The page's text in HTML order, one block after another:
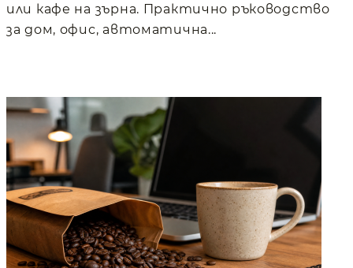
или кафе на зърна. Практично ръководство
за дом, офис, автоматична...